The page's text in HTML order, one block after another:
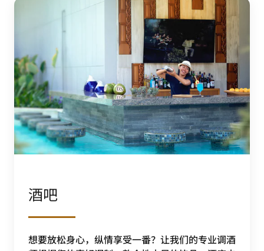
酒吧
想要放松身心，纵情享受一番？让我们的专业调酒